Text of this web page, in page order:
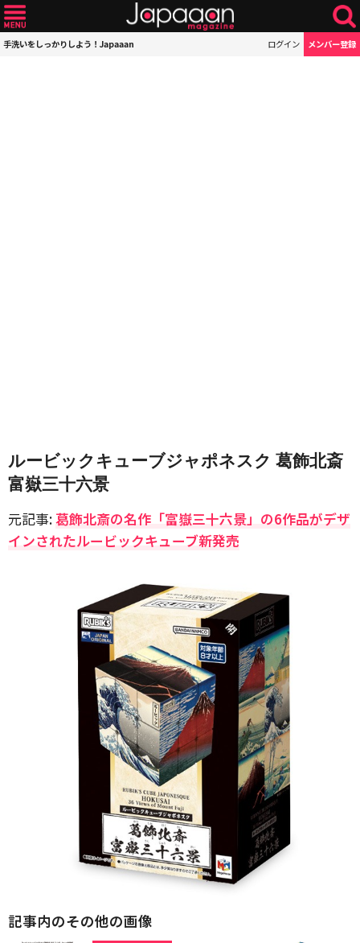
手洗いをしっかりしよう！Japaaan ログイン メンバー登録
ルービックキューブジャポネスク 葛飾北斎
富嶽三十六景
元記事:葛飾北斎の名作「富嶽三十六景」の6作品がデザ
インされたルービックキューブ新発売
記事内のその他の画像